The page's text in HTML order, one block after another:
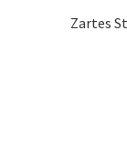
Zartes